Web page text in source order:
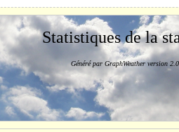
Statistiques de la
Généré par GraphWeather version 2.0